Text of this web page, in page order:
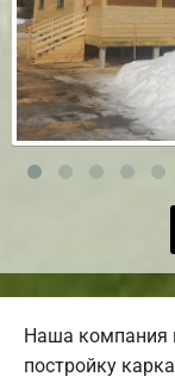
Наша компания
постройку